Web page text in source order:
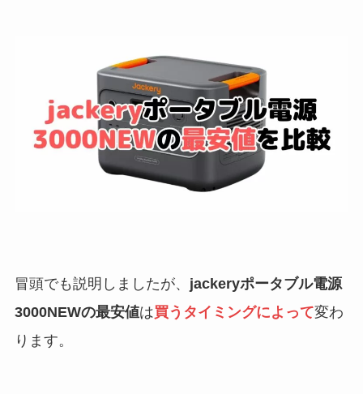
冒頭でも説明しましたが、 jackeryポータブル電源
3000NEWの最安値は買うタイミングによって変わ
ります。